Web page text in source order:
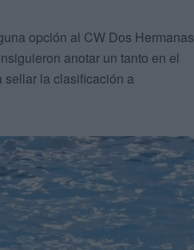
opción al CW Dos Hermanas
anotar un tanto en el
sellar la clasificación a